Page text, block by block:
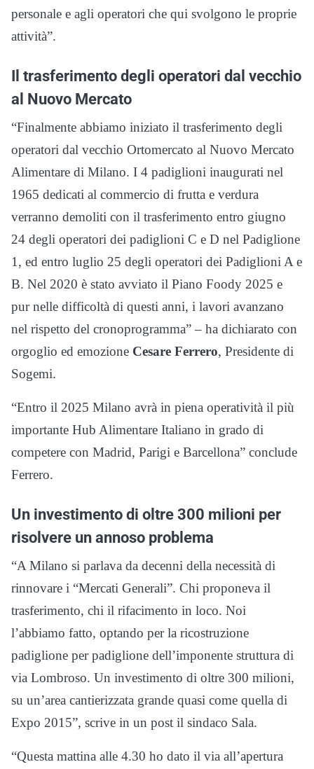
personale e agli operatori che qui svolgono le proprie
attività”.
Il trasferimento degli operatori dal vecchio
al Nuovo Mercato
“Finalmente abbiamo iniziato il trasferimento degli
operatori dal vecchio Ortomercato al Nuovo Mercato
Alimentare di Milano. I 4 padiglioni inaugurati nel
1965 dedicati al commercio di frutta e verdura
verranno demoliti con il trasferimento entro giugno
24 degli operatori dei padiglioni C e D nel Padiglione
1, ed entro luglio 25 degli operatori dei Padiglioni A e
B. Nel 2020 è stato avviato il Piano Foody 2025 e
pur nelle difficoltà di questi anni, i lavori avanzano
nel rispetto del cronoprogramma” – ha dichiarato con
orgoglio ed emozione Cesare Ferrero, Presidente di
Sogemi.
“Entro il 2025 Milano avrà in piena operatività il più
importante Hub Alimentare Italiano in grado di
competere con Madrid, Parigi e Barcellona” conclude
Ferrero.
Un investimento di oltre 300 milioni per
risolvere un annoso problema
“A Milano si parlava da decenni della necessità di
rinnovare i “Mercati Generali”. Chi proponeva il
trasferimento, chi il rifacimento in loco. Noi
l’abbiamo fatto, optando per la ricostruzione
padiglione per padiglione dell’imponente struttura di
via Lombroso. Un investimento di oltre 300 milioni,
su un’area cantierizzata grande quasi come quella di
Expo 2015”, scrive in un post il sindaco Sala.
“Questa mattina alle 4.30 ho dato il via all’apertura